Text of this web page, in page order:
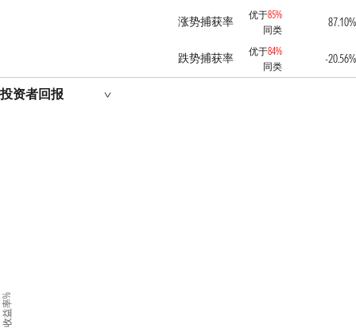
涨势捕获率 优于85%
同类
87.10%
跌势捕获率 优于84%
同类
-20.56%
投资者回报
收益率%